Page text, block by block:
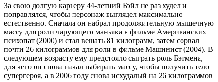
За свою долгую карьеру 44-летний Бэйл не раз худел и
поправлялся, чтобы персонаж выглядел максимально
естественно. Сначала он набрал продолжительную мышечную
массу для роли чарующего маньяка в фильме Американских
психопат (2000) и стал вешать 81 килограмм, затем сорвал
почти 26 килограммов для роли в фильме Машинист (2004). В
следующем возрасту ему предстояло сыграть роль Бэтмена,
для чего он снова начал набирать массу, чтобы получить тело
супергероя, а в 2006 году снова исхудалый на 26 килограммов